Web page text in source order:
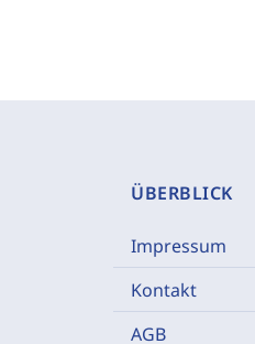
ÜBERBLICK
Impressum
Kontakt
AGB